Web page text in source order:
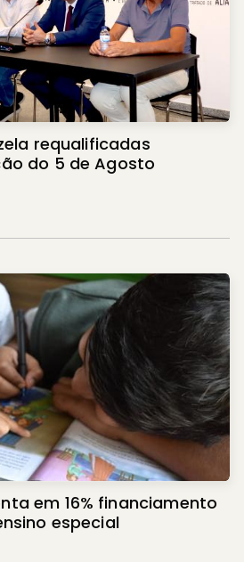
requalificadas
do 5 de Agosto
em 16% financiamento
especial